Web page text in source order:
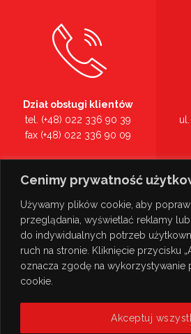
Cenimy prywatność
Używamy plików cookie, aby
przeglądania, wyświetlać reklamy
do indywidualnych potrzeb
ruch na stronie. Kliknięcie przycisku
oznacza zgodę na wykorzystywanie
cookie.
Akceptuj
Dział obsługi klientów
tel. (+48) 022 336 90 39
fax (+48) 022 336 90 09
tel. (+48) 022 336 90 00